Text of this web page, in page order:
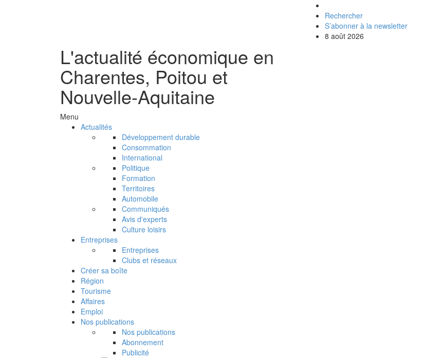
L'actualité économique en
Charentes, Poitou et
Nouvelle-Aquitaine
Rechercher
S’abonner à la newsletter
8 août 2026
Menu
Actualités
Développement durable
Consommation
International
Politique
Formation
Territoires
Automobile
Communiqués
Avis d'experts
Culture loisirs
Entreprises
Entreprises
Clubs et réseaux
Créer sa boîte
Région
Tourisme
Affaires
Emploi
Nos publications
Nos publications
Abonnement
Publicité